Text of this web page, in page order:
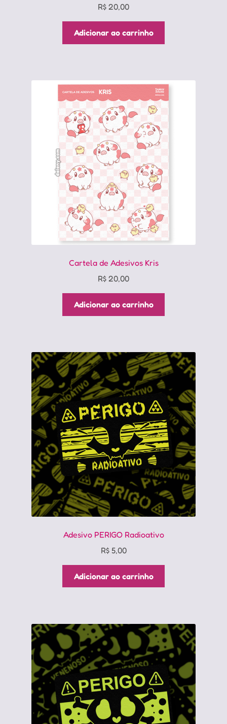
R$ 20,00
Adicionar ao carrinho
Cartela de Adesivos Kris
R$ 20,00
Adicionar ao carrinho
Adesivo PERIGO Radioativo
R$5,00
Adicionar ao carrinho